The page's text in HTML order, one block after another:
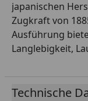
japanischen
Zugkraft von
Ausführung
Langlebigkeit,
Einsatzbereich
Konstruktion
Laufruhe,
Technische